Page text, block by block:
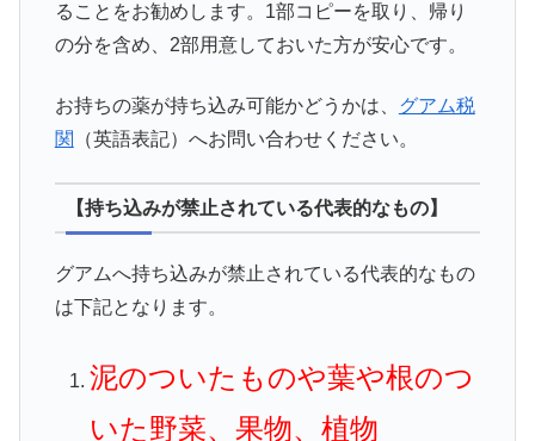
ることをお勧めします。1部コピーを取り、帰り
の分を含め、2部用意しておいた方が安心です。
お持ちの薬が持ち込み可能かどうかは、 グアム税
関
（英語表記）へお問い合わせください。
【持ち込みが禁止されている代表的なもの】
グアムへ持ち込みが禁止されている代表的なもの
は下記となります。
泥のついたものや葉や根のつ
いた野菜、果物、植物